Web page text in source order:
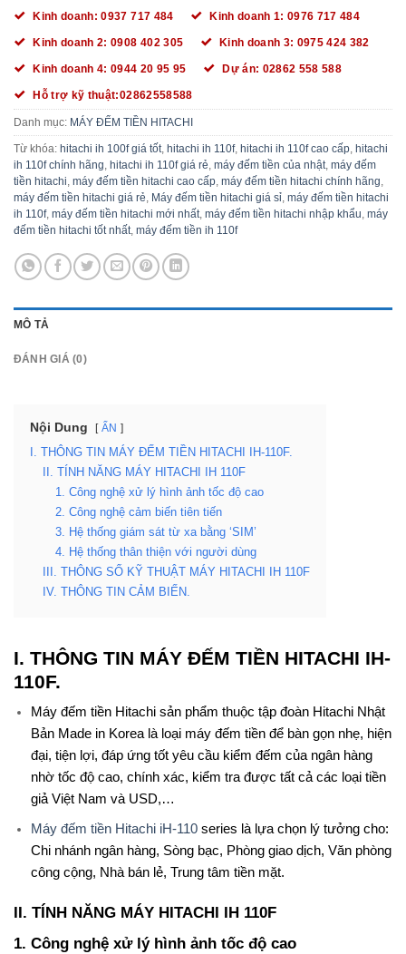
Kinh doanh: 0937 717 484 Kinh doanh 1: 0976 717 484
Kinh doanh 2: 0908 402 305 Kinh doanh 3: 0975 424 382
Kinh doanh 4: 0944 20 95 95 Dự án: 02862 558 588
Hỗ trợ kỹ thuật:02862558588
Danh mục: MÁY ĐẾM TIỀN HITACHI
Từ khóa: hitachi ih 100f giá tốt hitachi ih 110f, hitachi ih 110f cao cấp
hitachi
ih 110f chính hãng
hitachi ih 110f giá rẻ máy đếm tiền của nhật máy đếm
tiền hitachi máy đếm tiền hitachi cao cấp máy đếm tiền hitachi chính hãng
máy đếm tiền hitachi giá rẻ
Máy đếm tiền hitachi giá sỉ máy đếm tiền hitachi
ih 110f, máy đếm tiền hitachi mới nhất máy đếm tiền hitachi nhập khẩu máy
đếm tiền hitachi tốt nhất máy đếm tiền ih 110f
MÔ TẢ
ĐÁNH GIÁ (0)
Nội Dung ẨN
I. THÔNG TIN MÁY ĐẾM TIỀN HITACHI IH-110F.
II. TÍNH NĂNG MÁY HITACHI IH 110F
1. Công nghệ xử lý hình ảnh tốc độ cao
2. Công nghệ cảm biến tiên tiến
3. Hệ thống giám sát từ xa bằng ‘SIM’
4. Hệ thống thân thiện với người dùng
III. THÔNG SỐ KỸ THUẬT MÁY HITACHI IH 110F
IV. THÔNG TIN CẢM BIẾN.
I. THÔNG TIN MÁY ĐẾM TIỀN HITACHI IH-
110F.
Máy đếm tiền Hitachi sản phẩm thuộc tập đoàn Hitachi Nhật
Bản Made in Korea là loại máy đếm tiền để bàn gọn nhẹ, hiện
đại, tiện lợi, đáp ứng tốt yêu cầu kiểm đếm của ngân hàng
nhờ tốc độ cao, chính xác, kiểm tra được tất cả các loại tiền
giả Việt Nam và USD,…
Máy đếm tiền Hitachi iH-110series là lựa chọn lý tưởng cho:
Chi nhánh ngân hàng, Sòng bạc, Phòng giao dịch, Văn phòng
công cộng, Nhà bán lẻ, Trung tâm tiền mặt.
II. TÍNH NĂNG MÁY HITACHI IH 110F
1. Công nghệ xử lý hình ảnh tốc độ cao